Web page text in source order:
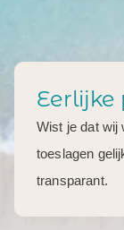
Eerlijke
Wist je dat wij
toeslagen
transparant.